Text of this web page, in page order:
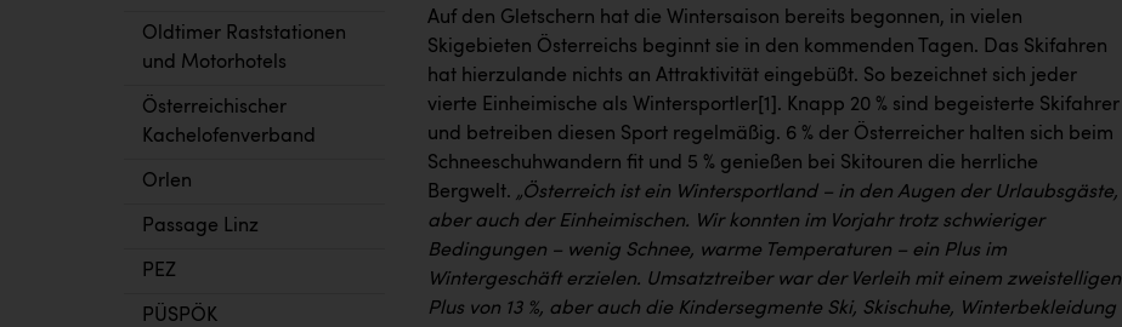
Oldtimer Raststationen
und Motorhotels
Österreichischer
Kachelofenverband
Orlen
Passage Linz
PEZ
PÜSPÖK
Auf den Gletschern hat die Wintersaison bereits begonnen, in vielen
Skigebieten Österreichs beginnt sie in den kommenden Tagen. Das Skifahren
hat hierzulande nichts an Attraktivität eingebüßt. So bezeichnet sich jeder
vierte Einheimische als Wintersportler [1] . Knapp 20 % sind begeisterte Skifahrer
und betreiben diesen Sport regelmäßig. 6 % der Österreicher halten sich beim
Schneeschuhwandern fit und 5 % genießen bei Skitouren die herrliche
Bergwelt. „Österreich ist ein Wintersportland – in den Augen der Urlaubsgäste,
aber auch der Einheimischen. Wir konnten im Vorjahr trotz schwieriger
Bedingungen – wenig Schnee, warme Temperaturen – ein Plus im
Wintergeschäft erzielen. Umsatztreiber war der Verleih mit einem zweistelligen
Plus von 13 %, aber auch die Kindersegmente Ski, Skischuhe, Winterbekleidung